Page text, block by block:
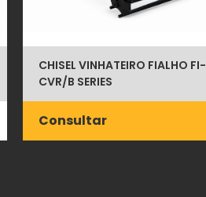
CHISEL VINHATEIRO FIALHO FI-
CVR/B SERIES
Consultar